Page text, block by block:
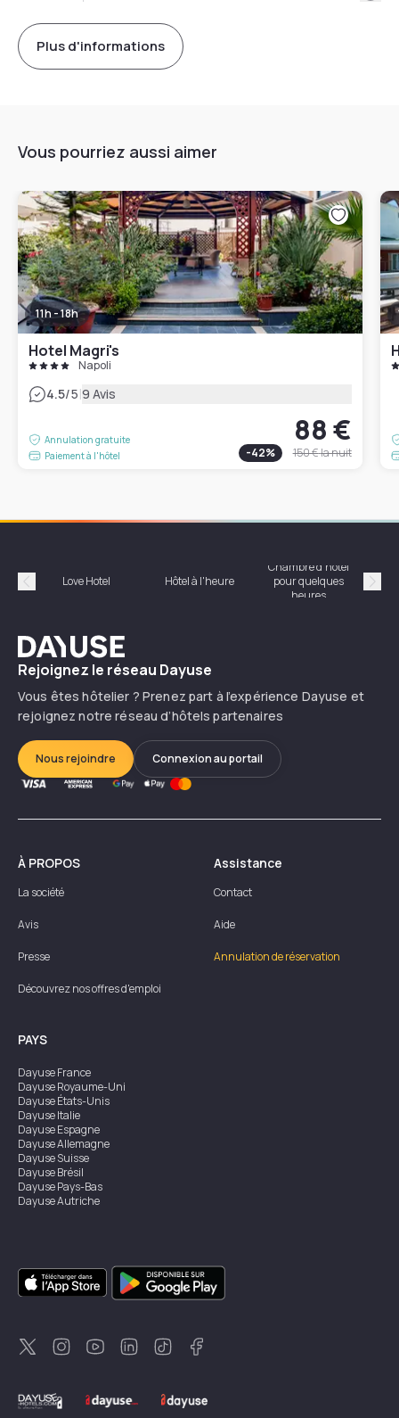
Plus d'informations
Vous pourriez aussi aimer
11h - 18h
Hotel Magri's
Napoli
4.5/5|9 Avis
Annulation gratuite
Paiement à l'hôtel
88 €
-42% 150 €la nuit
Précédent
Love Hotel Hôtel à l'heure
Chambre d'hôtel
pour quelques
heures
Dayuse
Rejoignez le réseau Dayuse
Vous êtes hôtelier ? Prenez part à l’expérience Dayuse et
rejoignez notre réseau d’hôtels partenaires
Nous rejoindre Connexion au portail
À PROPOS
La société
Avis
Presse
Découvrez nos offres d'emploi
Assistance
Contact
Aide
Annulation de réservation
PAYS
DayuseFrance
DayuseRoyaume-Uni
DayuseÉtats-Unis
DayuseItalie
DayuseEspagne
DayuseAllemagne
DayuseSuisse
DayuseBrésil
DayusePays-Bas
DayuseAutriche
DayuseSingapour
DayuseSuède
DayuseThaïlande
DayuseNouvelle-Zélande
DayuseTurquie